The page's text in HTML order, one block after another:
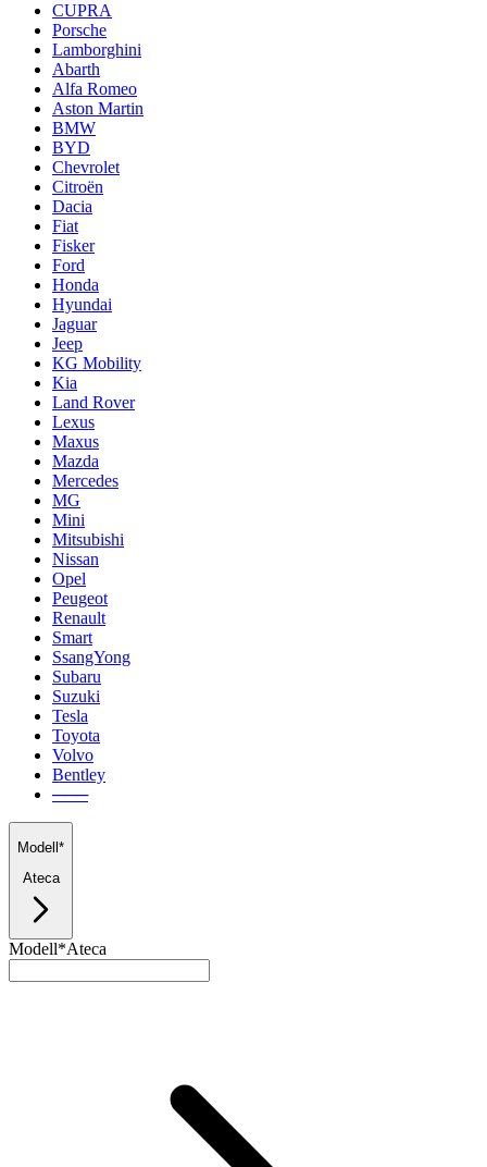
CUPRA
Porsche
Lamborghini
Abarth
Alfa Romeo
Aston Martin
BMW
BYD
Chevrolet
Citroën
Dacia
Fiat
Fisker
Ford
Honda
Hyundai
Jaguar
Jeep
KG Mobility
Kia
Land Rover
Lexus
Maxus
Mazda
Mercedes
MG
Mini
Mitsubishi
Nissan
Opel
Peugeot
Renault
Smart
SsangYong
Subaru
Suzuki
Tesla
Toyota
Volvo
Bentley
───
Modell*
Ateca
Modell*Ateca